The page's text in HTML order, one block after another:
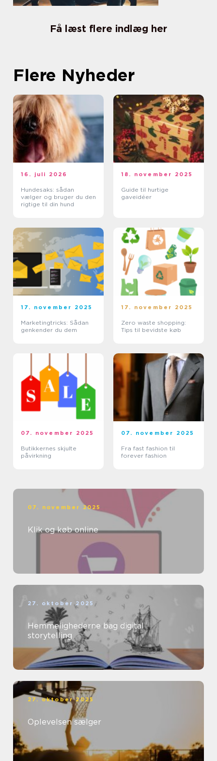
Få læst flere indlæg her
Flere Nyheder
16. juli 2026
Hundesaks: sådan
vælger og bruger du den
rigtige til din hund
18. november 2025
Guide til hurtige
gaveidéer
17. november 2025
Marketingtricks: Sådan
genkender du dem
17. november 2025
Zero waste shopping:
Tips til bevidste køb
07. november 2025
Butikkernes skjulte
påvirkning
07. november 2025
Fra fast fashion til
forever fashion
07. november 2025
Klik og køb online
27. oktober 2025
Hemmelighederne bag digital
storytelling
27. oktober 2025
Oplevelsen sælger